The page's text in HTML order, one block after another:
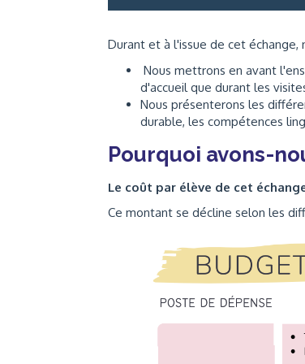
Durant et à l'issue de cet échange,
Nous mettrons en avant
d'accueil que durant les
Nous présenterons les
durable, les compétences
Pourquoi avons-
Le coût par élève de cet
Ce montant se décline selon les